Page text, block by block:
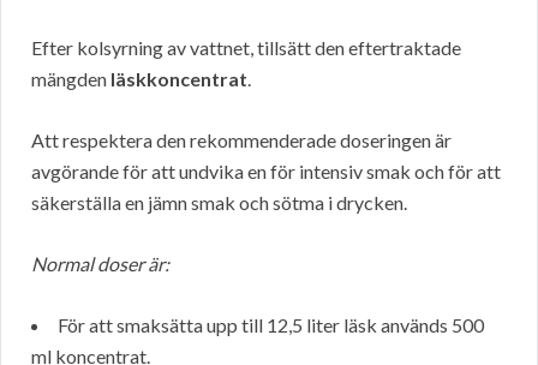
Efter kolsyrning av vattnet, tillsätt den eftertraktade
mängden läskkoncentrat.
Att respektera den rekommenderade doseringen är
avgörande för att undvika en för intensiv smak och för att
säkerställa en jämn smak och sötma i drycken.
Normal doser är:
För att smaksätta upp till 12,5 liter läsk används 500
ml koncentrat.